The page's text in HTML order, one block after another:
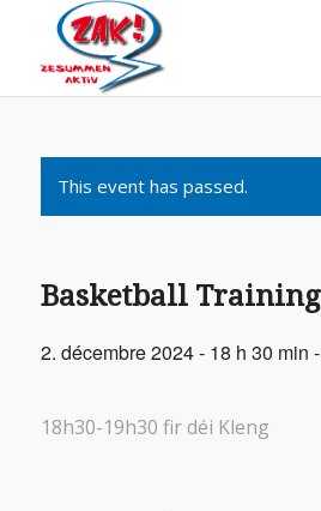
This event has passed.
Basketball Training
2. décembre 2024 - 18 h 30 min -
18h30-19h30 fir déi Kleng